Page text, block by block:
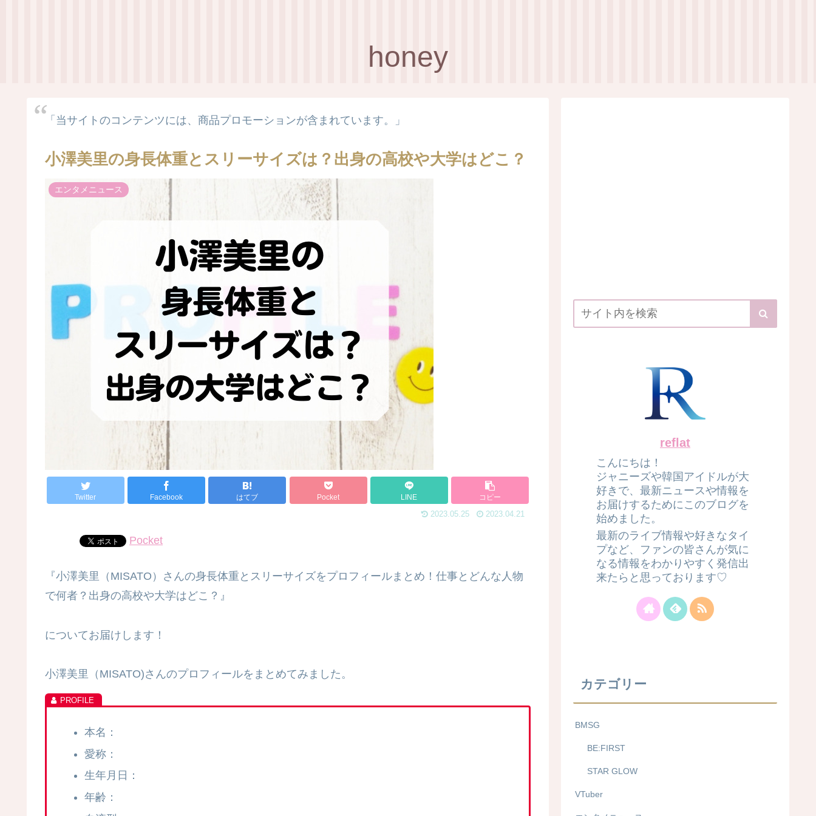
honey
「当サイトのコンテンツには、商品プロモーションが含まれています。」
小澤美里の身長体重とスリーサイズは？出身の高校や大学はどこ？
エンタメニュース
Twitter Facebook はてブ Pocket LINE コピー
2023.05.25 2023.04.21
Pocket
『小澤美里（MISATO）さんの身長体重とスリーサイズをプロフィールまとめ！仕事とどんな人物
で何者？出身の高校や大学はどこ？』
についてお届けします！
小澤美里（MISATO)さんのプロフィールをまとめてみました。
本名：
愛称：
生年月日：
年齢：
reflat
こんにちは！
ジャニーズや韓国アイドルが大
好きで、最新ニュースや情報を
お届けするためにこのブログを
始めました。
最新のライブ情報や好きなタイ
プなど、ファンの皆さんが気に
なる情報をわかりやすく発信出
来たらと思っております♡
カテゴリー
BMSG
BE:FIRST
STAR GLOW
VTuber